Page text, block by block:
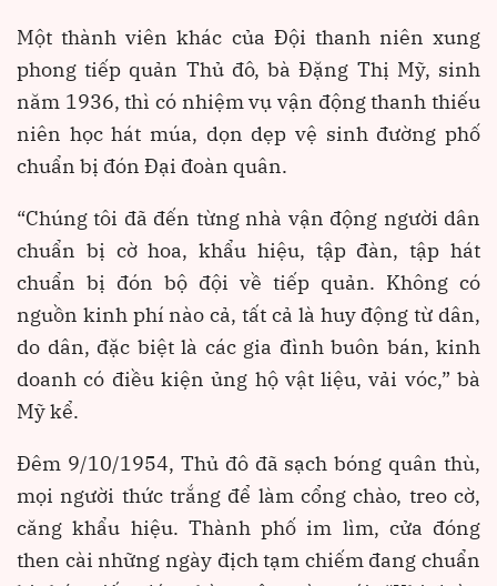
Một thành viên khác của Đội thanh niên xung
phong tiếp quản Thủ đô, bà Đặng Thị Mỹ, sinh
năm 1936, thì có nhiệm vụ vận động thanh thiếu
niên học hát múa, dọn dẹp vệ sinh đường phố
chuẩn bị đón Đại đoàn quân.
“Chúng tôi đã đến từng nhà vận động người dân
chuẩn bị cờ hoa, khẩu hiệu, tập đàn, tập hát
chuẩn bị đón bộ đội về tiếp quản. Không có
nguồn kinh phí nào cả, tất cả là huy động từ dân,
do dân, đặc biệt là các gia đình buôn bán, kinh
doanh có điều kiện ủng hộ vật liệu, vải vóc,” bà
Mỹ kể.
Đêm 9/10/1954, Thủ đô đã sạch bóng quân thù,
mọi người thức trắng để làm cổng chào, treo cờ,
căng khẩu hiệu. Thành phố im lìm, cửa đóng
then cài những ngày địch tạm chiếm đang chuẩn